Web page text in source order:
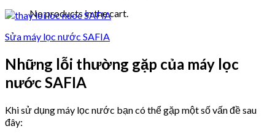
No products in the cart.
Sửa máy lọc nước SAFIA
Những lỗi thường gặp của máy lọc
nước SAFIA
Khi sử dụng máy lọc nước bạn có thể gặp một số vấn đề sau
đây: